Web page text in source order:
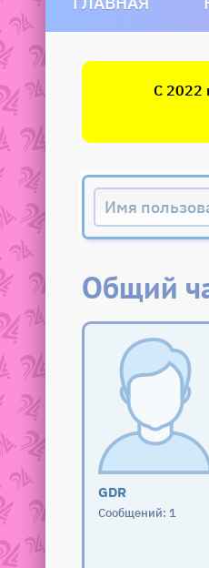
С 2022
Общий
GDR
Сообщений: 1